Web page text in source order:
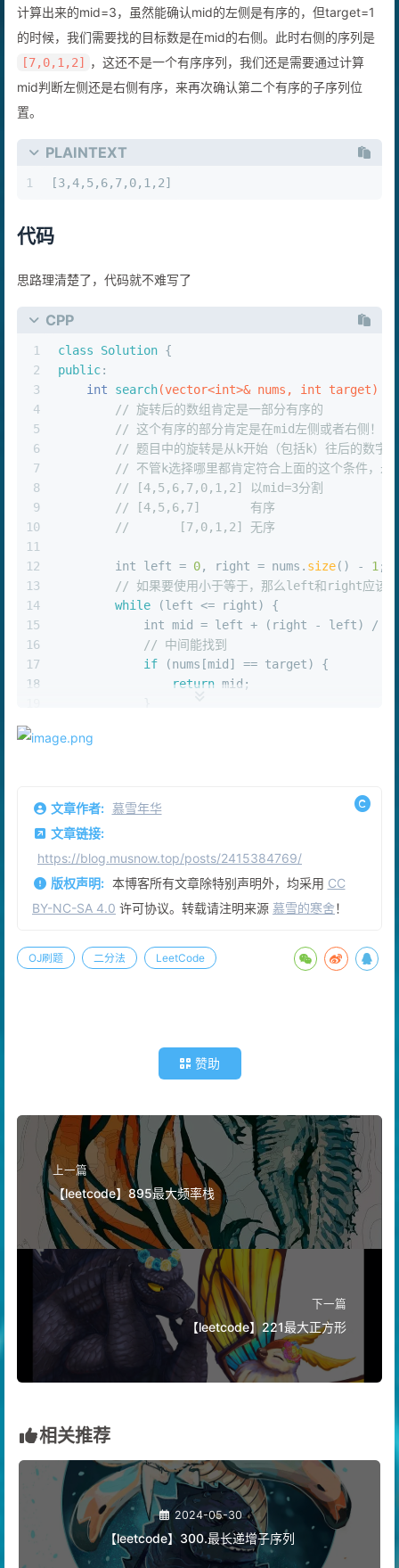
计算出来的mid=3，虽然能确认mid的左侧是有序的，但target=1
的时候，我们需要找的目标数是在mid的右侧。此时右侧的序列是
[7,0,1,2]
，这还不是一个有序序列，我们还是需要通过计算
mid判断左侧还是右侧有序，来再次确认第二个有序的子序列位
置。
PLAINTEXT
1 [3,4,5,6,7,0,1,2]
代码
思路理清楚了，代码就不难写了
CPP
1
2
3
4
5
6
7
8
9
10
11
12
13
14
15
16
17
18
20
21
24
26
27
28
30
32
40
class Solution {
public:
int
search(vector<int>& nums, int target)
// 旋转后的数组肯定是一部分有序的
// 这个有序的部分肯定是在mid左侧或者右侧！
// 题目中的旋转是从k开始（包括k）往后的数字
// 不管k选择哪里都肯定符合上面的这个条件，永
// [4,5,6,7,0,1,2] 以mid=3分割
// [4,5,6,7]       有序
//       [7,0,1,2] 无序
int left = 0, right = nums. size() - 1;
// 如果要使用小于等于，那么left和right应该都
while (left <= right) {
int mid = left + (right - left) /
// 中间能找到
if (nums[mid] == target) {
return mid;
(nums[left] <= target &&
                }
                {
                    left = mid +
1;
                }
continue
;
// 左半部分不是有序，说明右半部分是有序
                }
else {
                    right = mid -
continue;
            }
        }
return
-1;
    }
};
文章作者: 慕雪年华
文章链接:
https://blog.musnow.top/posts/2415384769/
版权声明: 本博客所有文章除特别声明外，均采用 CC
BY-NC-SA 4.0 许可协议。转载请注明来源 慕雪的寒舍！
OJ刷题 二分法 LeetCode
赞助
上一篇
【leetcode】895最大频率栈
下一篇
【leetcode】221最大正方形
相关推荐
2024-05-30
【leetcode】300.最长递增子序列